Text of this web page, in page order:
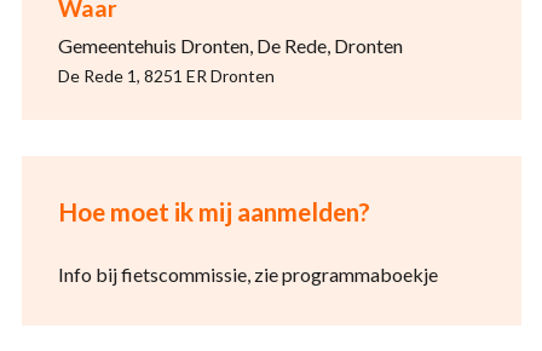
Waar
Gemeentehuis Dronten, De Rede, Dronten
De Rede 1, 8251 ER Dronten
Hoe moet ik mij aanmelden?
Info bij fietscommissie, zie programmaboekje